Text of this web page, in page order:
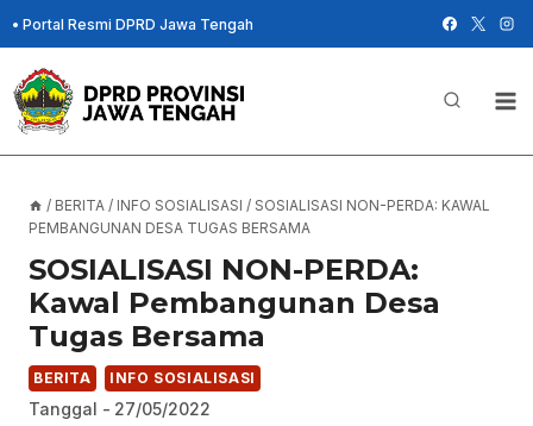
Skip
to
content
• Portal Resmi DPRD Jawa Tengah
/ BERITA / INFO SOSIALISASI / SOSIALISASI NON-PERDA: KAWAL
PEMBANGUNAN DESA TUGAS BERSAMA
SOSIALISASI NON-PERDA:
Kawal Pembangunan Desa
Tugas Bersama
BERITA INFO SOSIALISASI
Tanggal - 27/05/2022